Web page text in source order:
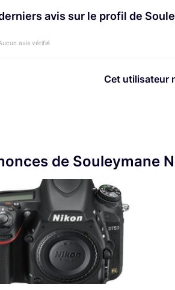
avis sur le profil de
avis vérifié
Cet utilisateur
de Souleymane